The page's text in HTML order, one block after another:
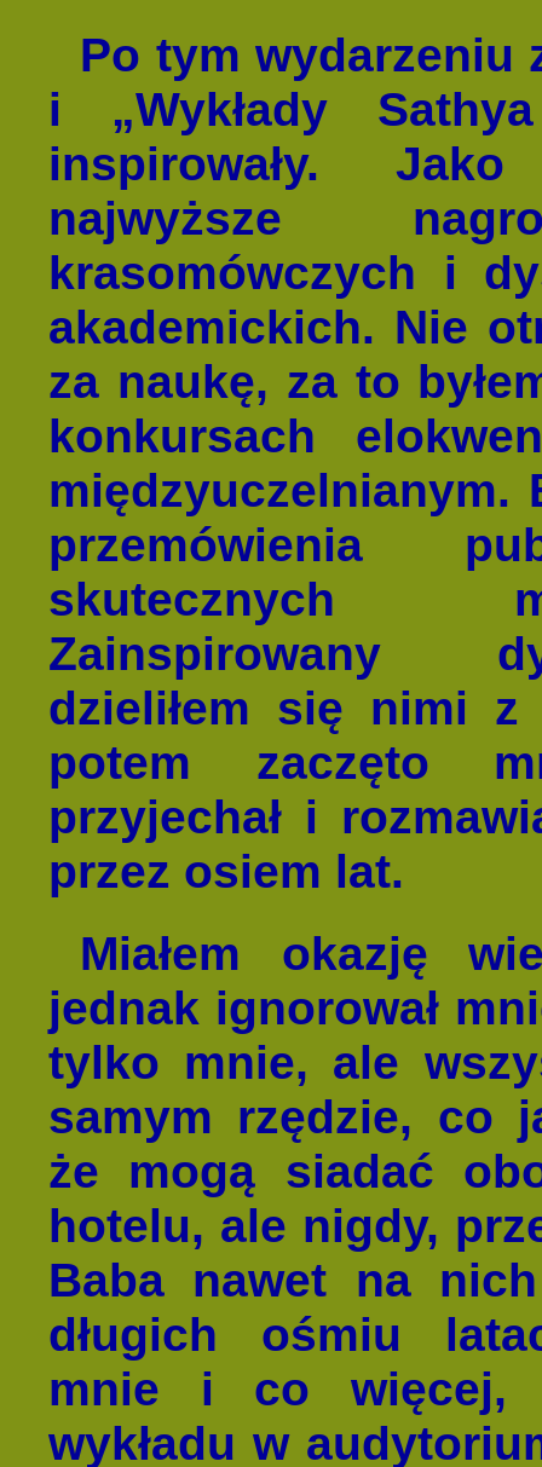
Po tym wydarzeniu
i „Wykłady
inspirowały.
najwyższe
krasomówczych i
akademickich. Nie
za naukę, za to
konkursach
międzyuczelnianym.
przemówienia
skutecznych
Zainspirowany
dzieliłem się nimi
potem zaczęto
przyjechał i
przez osiem lat.
Miałem okazję
jednak ignorował
tylko mnie, ale
samym rzędzie, co
że mogą siadać
hotelu, ale nigdy,
Baba nawet na
długich ośmiu
mnie i co więcej,
wykładu w